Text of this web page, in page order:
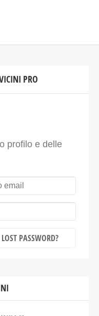
PRO
profilo e delle
LOST PASSWORD?